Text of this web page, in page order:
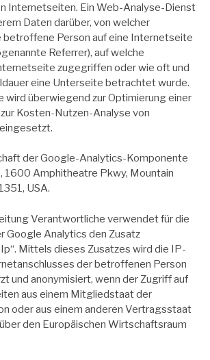
Internetseiten. Ein Web-Analyse-Dienst
Daten darüber, von welcher
Person auf eine Internetseite
Referrer), auf welche
zugegriffen oder wie oft und
eine Unterseite betrachtet wurde.
wird überwiegend zur Optimierung einer
Kosten-Nutzen-Analyse von
der Google-Analytics-Komponente
1600 Amphitheatre Pkwy, Mountain
USA.
Verantwortliche verwendet für die
Google Analytics den Zusatz
Mittels dieses Zusatzes wird die IP-
der betroffenen Person
und anonymisiert, wenn der Zugriff auf
aus einem Mitgliedstaat der
oder aus einem anderen Vertragsstaat
den Europäischen Wirtschaftsraum